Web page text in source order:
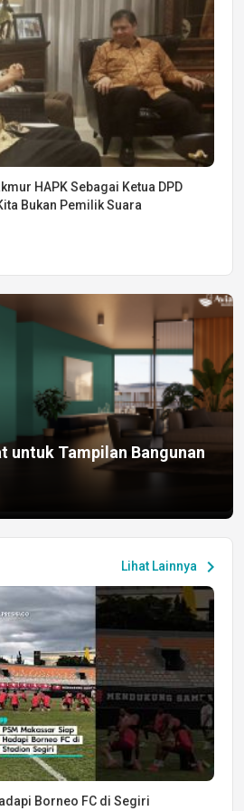
HAPK Sebagai Ketua DPD
Bukan Pemilik Suara
untuk Tampilan Bangunan
Lihat Lainnya chevron_right
Borneo FC di Segiri